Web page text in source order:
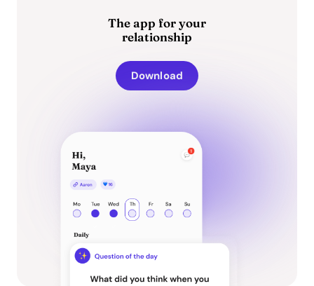
The app for your
relationship
Download